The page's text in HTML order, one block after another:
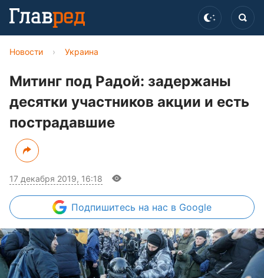
Новости › Украина
Митинг под Радой: задержаны
десятки участников акции и есть
пострадавшие
17 декабря 2019, 16:18
Подпишитесь на нас в Google